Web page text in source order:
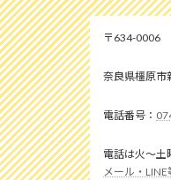
634-0006
奈良県橿原市
電話は火～土
メール・LINE